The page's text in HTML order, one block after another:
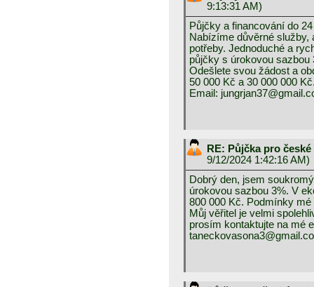
9:13:31 AM)
Půjčky a financování do
Nabízíme důvěrné
potřeby. Jednoduché a
půjčky s úrokovou sazbou
Odešlete svou žádost a
50 000 Kč a 30 000 000
Email:
RE: Půjčka pro
9/12/2024 1:42:16 AM)
Dobrý den, jsem
úrokovou sazbou 3%. V
800 000 Kč. Podmínky
Můj věřitel je velmi
prosím kontaktujte na mé